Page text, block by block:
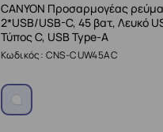
CANYON Προσαρμογέας
2*USB/USB-C, 45 βατ, Λευκό
Τύπος C, USB Type-A
Κωδικός: CNS-CUW45AC